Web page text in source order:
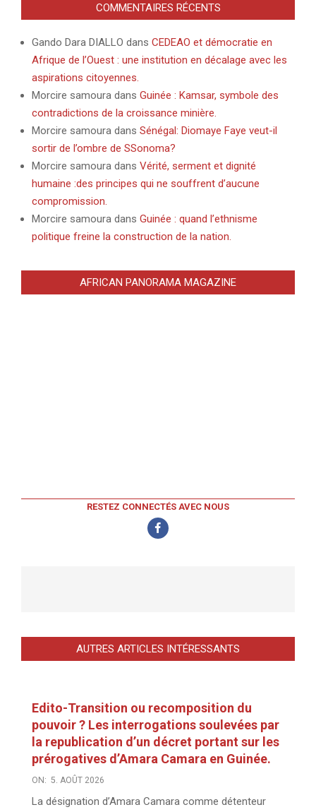
COMMENTAIRES RÉCENTS
Gando Dara DIALLO dans CEDEAO et démocratie en
Afrique de l’Ouest : une institution en décalage avec les
aspirations citoyennes.
Morcire samoura dans Guinée : Kamsar, symbole des
contradictions de la croissance minière.
Morcire samoura dans Sénégal: Diomaye Faye veut-il
sortir de l’ombre de SSonoma?
Morcire samoura dans Vérité, serment et dignité
humaine :des principes qui ne souffrent d’aucune
compromission.
Morcire samoura dans Guinée : quand l’ethnisme
politique freine la construction de la nation.
AFRICAN PANORAMA MAGAZINE
RESTEZ CONNECTÉS AVEC NOUS
AUTRES ARTICLES INTÉRESSANTS
Edito-Transition ou recomposition du
pouvoir ? Les interrogations soulevées par
la republication d’un décret portant sur les
prérogatives d’Amara Camara en Guinée.
ON: 5. AOÛT 2026
La désignation d’Amara Camara comme détenteur